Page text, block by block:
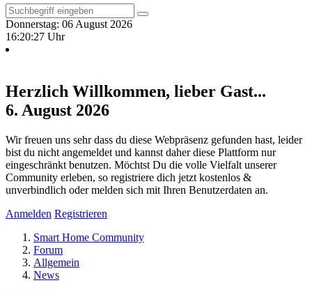
Donnerstag: 06 August 2026
16:20:27 Uhr
Herzlich Willkommen, lieber Gast...
6. August 2026
Wir freuen uns sehr dass du diese Webpräsenz gefunden hast, leider
bist du nicht angemeldet und kannst daher diese Plattform nur
eingeschränkt benutzen. Möchtst Du die volle Vielfalt unserer
Community erleben, so registriere dich jetzt kostenlos &
unverbindlich oder melden sich mit Ihren Benutzerdaten an.
Anmelden Registrieren
Smart Home Community
Forum
Allgemein
News